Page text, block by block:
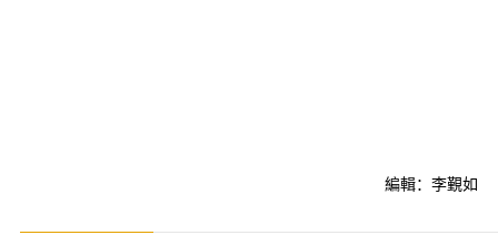
編輯：李覲如